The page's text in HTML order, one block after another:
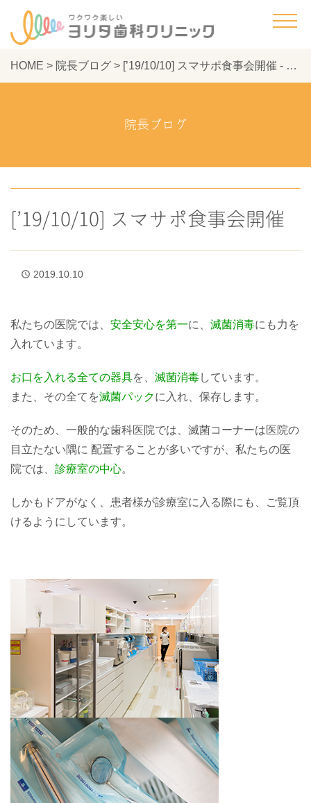
HOME > 院長ブログ > [’19/10/10] スマサポ食事会開催 - ヨリタ歯科クリニック
院長ブログ
[’19/10/10] スマサポ食事会開催
access_time 2019.10.10
私たちの医院では、 安全安心を第一に、 滅菌消毒にも力を
入れています。
お口を入れる全ての器具を、 滅菌消毒しています。
また、その全てを滅菌パックに入れ、保存します。
そのため、一般的な歯科医院では、滅菌コーナーは医院の
目立たない隅に 配置することが多いですが、私たちの医
院では、 診療室の中心。
しかもドアがなく、患者様が診療室に入る際にも、ご覧頂
けるようにしています。